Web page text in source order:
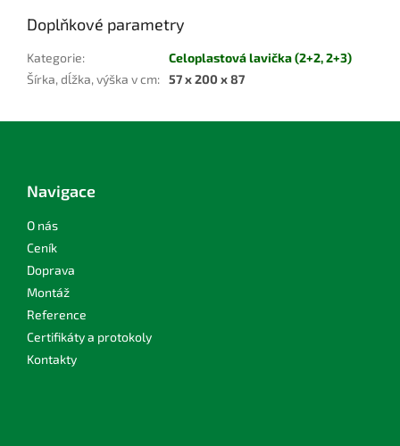
Doplňkové parametry
Kategorie:
Celoplastová lavička (2+2, 2+3)
Šírka, dĺžka, výška v cm: 57 x 200 x 87
Navigace
O nás
Ceník
Doprava
Montáž
Reference
Certifikáty a protokoly
Kontakty